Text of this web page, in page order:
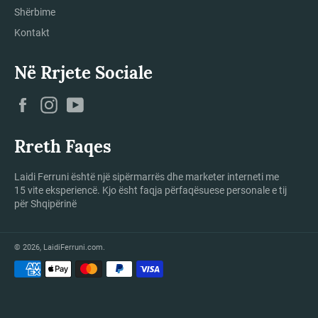
Shërbime
Kontakt
Në Rrjete Sociale
FacebookInstagram
Rreth Faqes
Laidi Ferruni është një sipërmarrës dhe marketer interneti me
15 vite eksperiencë. Kjo ësht faqja përfaqësuese personale e tij
për Shqipërinë
© 2026, LaidiFerruni.com.
Mënyrat